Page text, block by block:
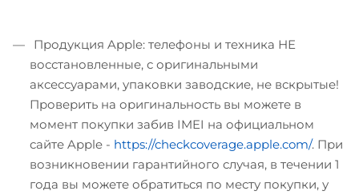
Продукция Apple: телефоны и техника НЕ
восстановленные, с оригинальными
аксессуарами, упаковки заводские, не вскрытые!
Проверить на оригинальность вы можете в
момент покупки забив IMEI на официальном
сайте Apple - https://checkcoverage.apple.com/. При
возникновении гарантийного случая, в течении 1
года вы можете обратиться по месту покупки, у